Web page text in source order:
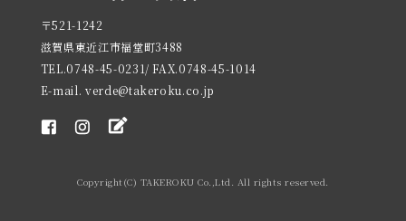
〒521-1242
滋賀県東近江市福堂町3488
TEL.0748-45-0231/ FAX.0748-45-1014
E-mail. verde@takeroku.co.jp
Copyright(C) TAKEROKU Co.,Ltd. All rights reserved.